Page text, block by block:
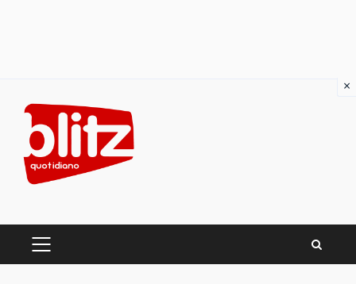
content
PRIMARY
×